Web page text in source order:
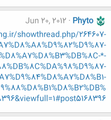
Phyto
Jun 20, 2012
showthread.php/264607-
*-